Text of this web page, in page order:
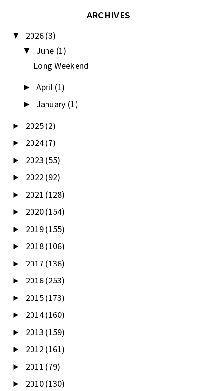
ARCHIVES
▼ 2026 (3)
▼ June (1)
Long Weekend
► April (1)
► January (1)
► 2025 (2)
► 2024 (7)
► 2023 (55)
► 2022 (92)
► 2021 (128)
► 2020 (154)
► 2019 (155)
► 2018 (106)
► 2017 (136)
► 2016 (253)
► 2015 (173)
► 2014 (160)
► 2013 (159)
► 2012 (161)
► 2011 (79)
► 2010 (130)